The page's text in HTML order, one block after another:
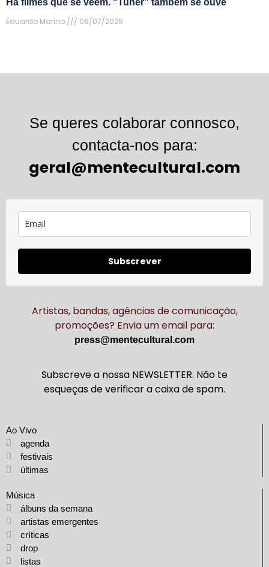
Eduardo Marino
06/07/2026
Se queres colaborar connosco,
contacta-nos para:
geral@mentecultural.com
Subscrever
Artistas, bandas, agências de comunicação,
promoções? Envia um email para:
press@mentecultural.com
Subscreve a nossa NEWSLETTER. Não te
esqueças de verificar a caixa de spam.
Ao Vivo
agenda
festivais
últimas
Música
álbuns da semana
artistas emergentes
críticas
drop
listas